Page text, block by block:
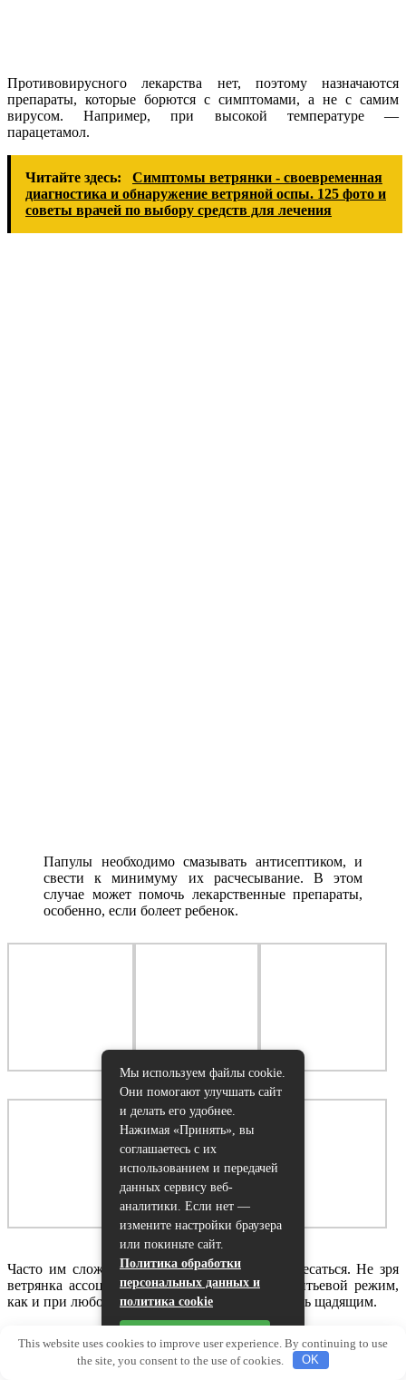
Противовирусного лекарства нет, поэтому назначаются
препараты, которые борются с симптомами, а не с самим
вирусом. Например, при высокой температуре —
парацетамол.
Читайте здесь:
Симптомы ветрянки - своевременная
диагностика и обнаружение ветряной оспы. 125 фото и
советы врачей по выбору средств для лечения
Папулы необходимо смазывать антисептиком, и
свести к минимуму их расчесывание. В этом
случае может помочь лекарственные препараты,
особенно, если болеет ребенок.
Часто им сложно объяснить, почему нельзя чесаться. Не зря
ветрянка ассоциируется с зеленкой. Важен питьевой режим,
как и при любой болезни. Питание должно быть щадящим.
Мы используем файлы cookie.
Они помогают улучшать сайт
и делать его удобнее.
Нажимая «Принять», вы
соглашаетесь с их
использованием и передачей
данных сервису веб-
аналитики. Если нет —
измените настройки браузера
или покиньте сайт.
Политика обработки
персональных данных и
политика cookie
This website uses cookies to improve user experience. By continuing to use
the site, you consent to the use of cookies.
OK